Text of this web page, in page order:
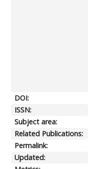
DOI:
ISSN:
Subject area:
Related Publications:
Permalink:
Updated: